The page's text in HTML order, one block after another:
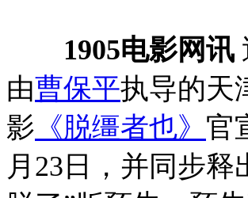
1905电影网讯
由曹保平执导的天
影 《脱缰者也》 官
月23日，并同步释